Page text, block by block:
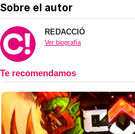
Sobre el autor
REDACCIÓ
Ver biografía